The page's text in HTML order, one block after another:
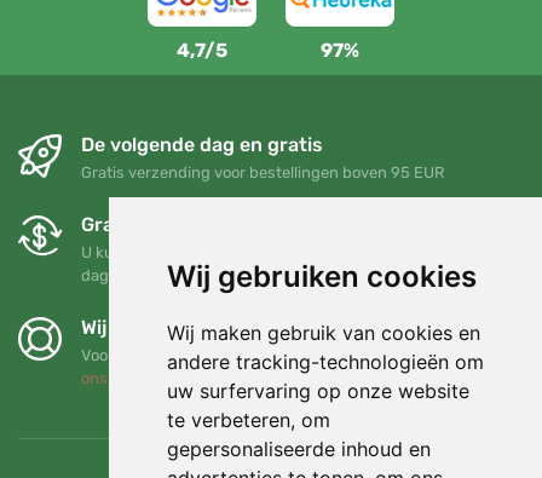
Wij gebruiken cookies
Wij maken gebruik van cookies en
andere tracking-technologieën om
uw surfervaring op onze website
te verbeteren, om
gepersonaliseerde inhoud en
4,7/5 97%
De volgende dag en gratis
Gratis verzending voor bestellingen boven 95 EUR
Gratis ruilen en retourneren
U kunt uw bestelling op elk gewenst moment binnen 90
dagen retourneren of ruilen
Wij steunen Trees.org
Voor elke bestelling planten we een boom! Lees meer Over
ons